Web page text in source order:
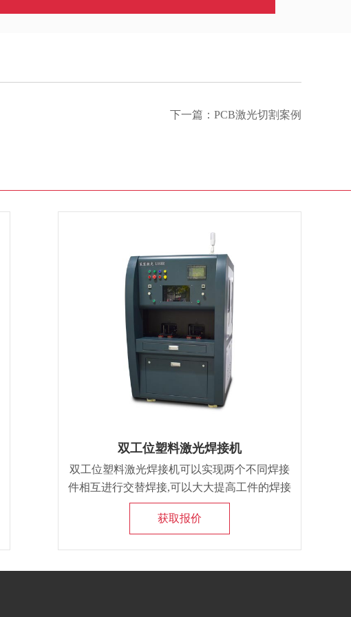
下一篇： PCB激光切割案例
双工位塑料激光焊接机
双工位塑料激光焊接机可以实现两个不同焊接
件相互进行交替焊接,可以大大提高工件的焊接
速度，塑料激光焊接机具有焊接牢固、密封、
不漏水，焊接过程材料讲解少、不产生碎屑等
获取报价